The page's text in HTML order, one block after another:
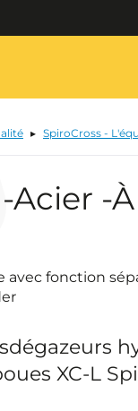
SpiroCross -
Acier -
fonction
XC-L